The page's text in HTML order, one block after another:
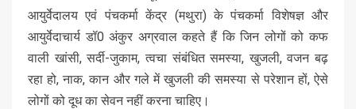
आयुर्वेदालय एवं पंचकर्मा केंद्र (मथुरा) के पंचकर्मा विशेषज्ञ और
आयुर्वेदाचार्य डॉ0 अंकुर अग्रवाल कहते हैं कि जिन लोगों को कफ
वाली खांसी, सर्दी-जुकाम, त्वचा संबंधित समस्या, खुजली, वजन बढ़
रहा हो, नाक, कान और गले में खुजली की समस्या से परेशान हों, ऐसे
लोगों को दूध का सेवन नहीं करना चाहिए।